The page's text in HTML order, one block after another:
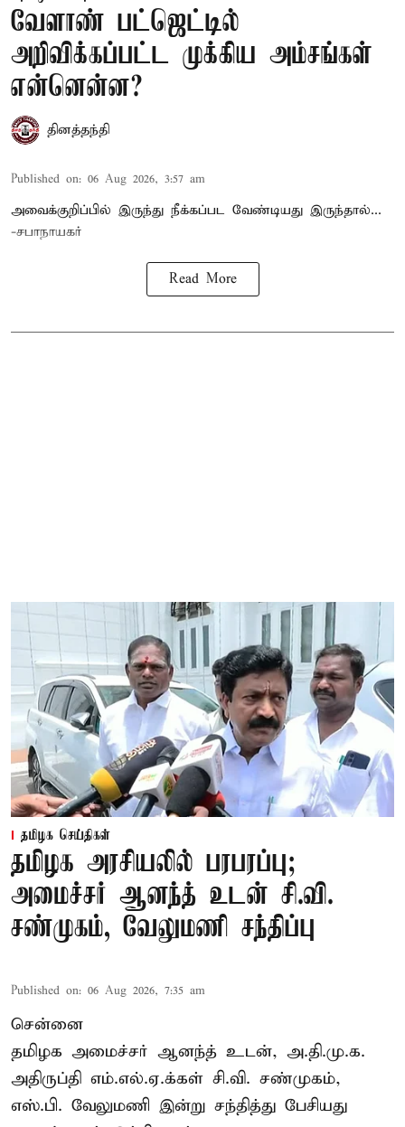
வேளாண் பட்ஜெட்டில்
அறிவிக்கப்பட்ட முக்கிய அம்சங்கள்
என்னென்ன?
தினத்தந்தி
Published on: 06 Aug 2026, 3:57 am
அவைக்குறிப்பில் இருந்து நீக்கப்பட வேண்டியது இருந்தால்...
-சபாநாயகர்
Read More
தமிழக செய்திகள்
தமிழக அரசியலில் பரபரப்பு;
அமைச்சர் ஆனந்த் உடன் சி.வி.
சண்முகம், வேலுமணி சந்திப்பு
Published on: 06 Aug 2026, 7:35 am
சென்னை
தமிழக அமைச்சர் ஆனந்த் உடன், அ.தி.மு.க.
அதிருப்தி எம்.எல்.ஏ.க்கள் சி.வி. சண்முகம்,
எஸ்.பி. வேலுமணி இன்று சந்தித்து பேசியது